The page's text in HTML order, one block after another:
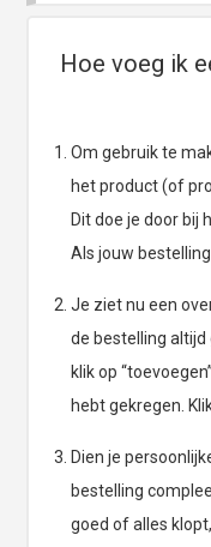
Hoe voeg ik
Om gebruik te
het product (of
Dit doe je door bij
Als jouw
Je ziet nu een
de bestelling altijd
klik op
hebt gekregen.
Dien je
bestelling
goed of alles